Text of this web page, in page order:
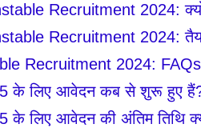
Recruitment 2024:
Recruitment 2024:
Recruitment 2024:
के लिए आवेदन कब से शुरू हुए
के लिए आवेदन की अंतिम तिथि